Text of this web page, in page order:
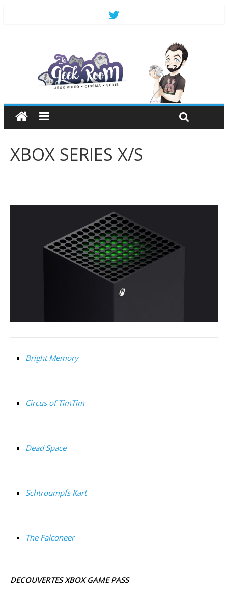
XBOX SERIES X/S
Bright Memory
Circus of TimTim
Dead Space
Schtroumpfs Kart
The Falconeer
DECOUVERTES XBOX GAME PASS